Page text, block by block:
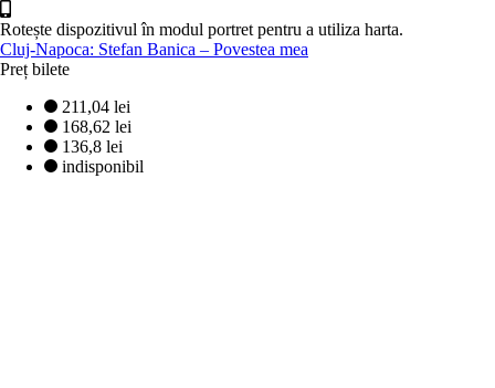
Rotește dispozitivul în modul portret pentru a utiliza harta.
Cluj-Napoca: Stefan Banica – Povestea mea
Preț bilete
211,04 lei
168,62 lei
136,8 lei
indisponibil